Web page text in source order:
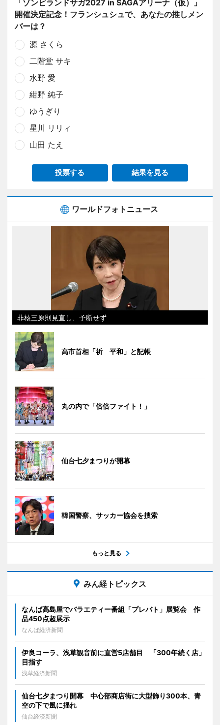
「ゾンビランドサガ2027 in SAGAアリーナ（仮）」
開催決定記念！フランシュシュで、あなたの推しメン
バーは？
源 さくら
二階堂 サキ
水野 愛
紺野 純子
ゆうぎり
星川 リリィ
山田 たえ
投票する 結果を見る
ワールドフォトニュース
非核三原則見直し、予断せず
高市首相「祈 平和」と記帳
丸の内で「倍倍ファイト！」
仙台七夕まつりが開幕
韓国警察、サッカー協会を捜索
もっと見る
みん経トピックス
なんば高島屋でバラエティー番組「プレバト」展覧会 作
品450点超展示
なんば経済新聞
伊良コーラ、浅草観音前に直営5店舗目 「300年続く店」
目指す
浅草経済新聞
仙台七夕まつり開幕 中心部商店街に大型飾り300本、青
空の下で風に揺れ
仙台経済新聞